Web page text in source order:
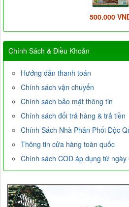
500.000
Chính Sách & Điều Khoản
Hướng dẫn thanh toán
Chính sách vận chuyển
Chính sách bảo mật thông tin
Chính sách đổi trả hàng & trả tiền
Chính Sách Nhà Phân Phối Độc
Thông tin cửa hàng toàn quốc
Chính sách COD áp dụng từ ngày